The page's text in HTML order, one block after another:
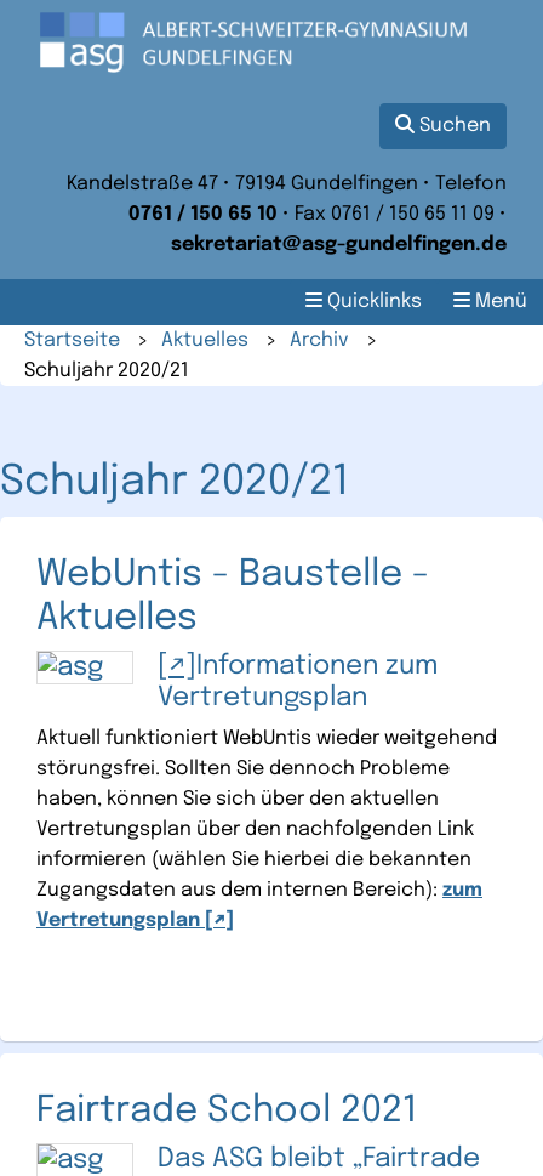
Suchen
Kandelstraße 47 • 79194 Gundelfingen • Telefon
0761 / 150 65 10 • Fax 0761 / 150 65 11 09 •
sekretariat@asg-gundelfingen.de
Menü
Quicklinks
Startseite
> Aktuelles > Archiv
>
Schuljahr 2020/21
Schuljahr 2020/21
WebUntis - Baustelle -
Aktuelles
Informationen zum
Vertretungsplan
Aktuell funktioniert WebUntis wieder weitgehend
störungsfrei. Sollten Sie dennoch Probleme
haben, können Sie sich über den aktuellen
Vertretungsplan über den nachfolgenden Link
informieren (wählen Sie hierbei die bekannten
Zugangsdaten aus dem internen Bereich): zum
Vertretungsplan
Fairtrade School 2021
Das ASG bleibt „Fairtrade